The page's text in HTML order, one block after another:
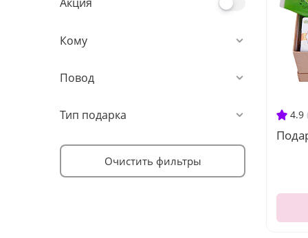
Кому
Повод
Тип подарка
Очистить фильтры
4.9